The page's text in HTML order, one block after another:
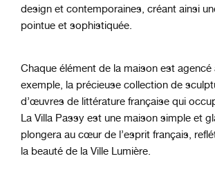
design et contemporaines, créant ainsi
pointue et sophistiquée.
Chaque élément de la maison est
exemple, la précieuse collection de
d’œuvres de littérature française qui
La Villa Passy est une maison simple et
plongera au cœur de l’esprit français,
la beauté de la Ville Lumière.